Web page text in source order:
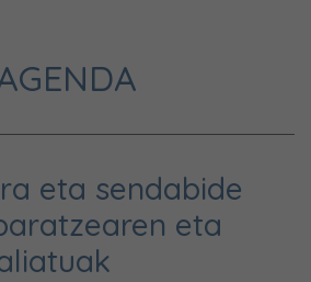
eta sendabide
eta